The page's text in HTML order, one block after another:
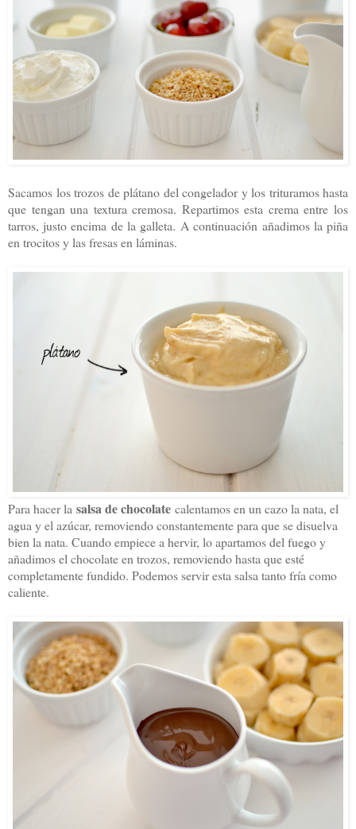
Sacamos los trozos de plátano del congelador y los trituramos hasta
que tengan una textura cremosa. Repartimos esta crema entre los
tarros, justo encima de la galleta. A continuación añadimos la piña
en trocitos y las fresas en láminas.
Para hacer la salsa de chocolate calentamos en un cazo la nata, el
agua y el azúcar, removiendo constantemente para que se disuelva
bien la nata. Cuando empiece a hervir, lo apartamos del fuego y
añadimos el chocolate en trozos, removiendo hasta que esté
completamente fundido. Podemos servir esta salsa tanto fría como
caliente.